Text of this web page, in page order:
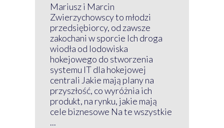
Mariusz i Marcin
Zwierzychowscy to młodzi
przedsiębiorcy, od zawsze
zakochani w sporcie Ich droga
wiodła od lodowiska
hokejowego do stworzenia
systemu IT dla hokejowej
centrali Jakie mają plany na
przyszłość, co wyróżnia ich
produkt, na rynku, jakie mają
cele biznesowe Na te wszystkie
...